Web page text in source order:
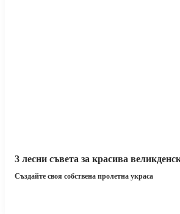
3 лесни съвета за красива
Създайте своя собствена пролетна украса